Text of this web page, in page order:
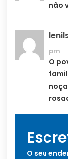
não
pm
O
O seu